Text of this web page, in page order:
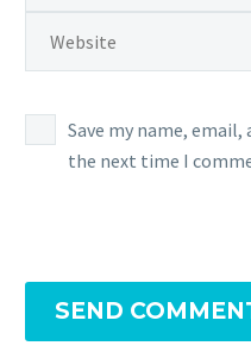
Save my name,
the next time I
SEND